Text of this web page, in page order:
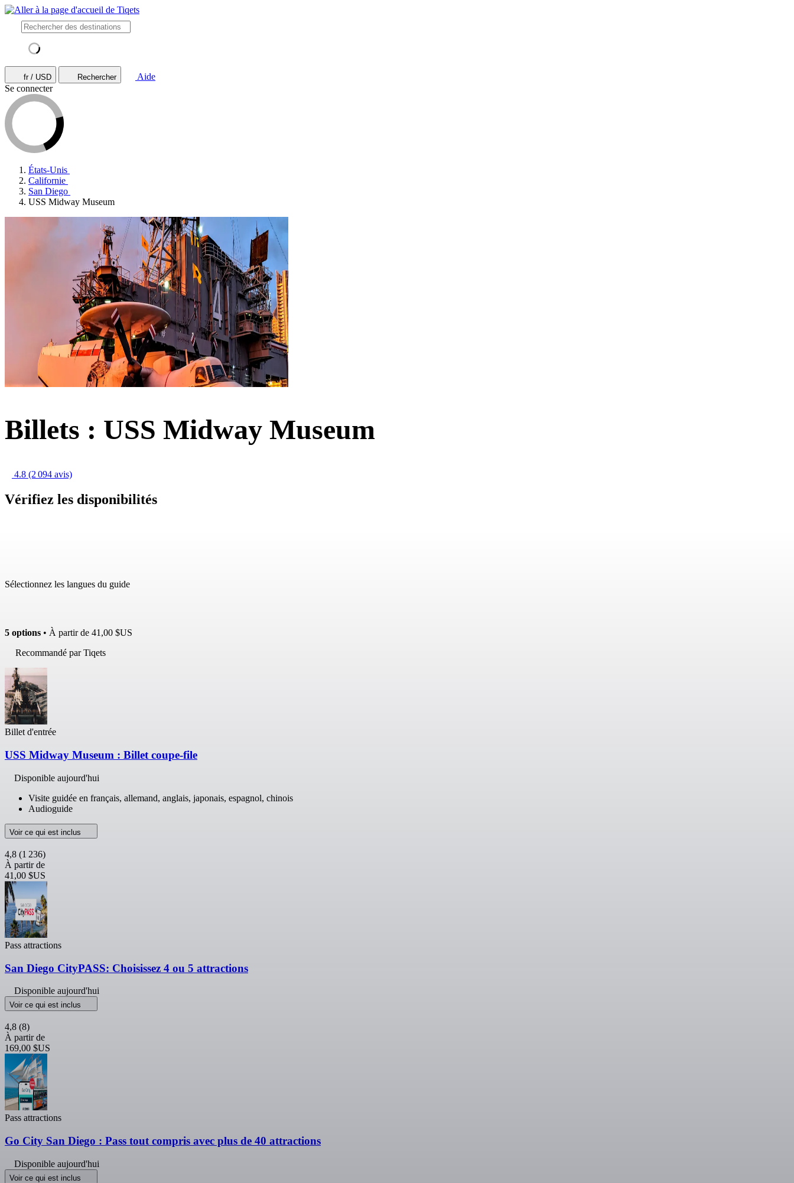
fr / USD Rechercher
Aide
Se connecter
États-Unis
Californie
San Diego
USS Midway Museum
Billets : USS Midway Museum
4.8 (2 094 avis)
Vérifiez les disponibilités
Sélectionnez les langues du guide
5 options • À partir de 41,00 $US
Recommandé par Tiqets
Billet d'entrée
USS Midway Museum : Billet coupe-file
Disponible aujourd'hui
Visite guidée en français, allemand, anglais, japonais, espagnol, chinois
Audioguide
Voir ce qui est inclus
4,8 (1 236)
À partir de
41,00 $US
Pass attractions
San Diego CityPASS: Choisissez 4 ou 5 attractions
Disponible aujourd'hui
Voir ce qui est inclus
4,8 (8)
À partir de
169,00 $US
Pass attractions
Go City San Diego : Pass tout compris avec plus de 40 attractions
Disponible aujourd'hui
Voir ce qui est inclus